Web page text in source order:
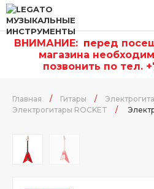
ВНИМАНИЕ: перед
магазина
позвонить по тел.
Главная / Гитары /
Электрогитары ROCKET
/